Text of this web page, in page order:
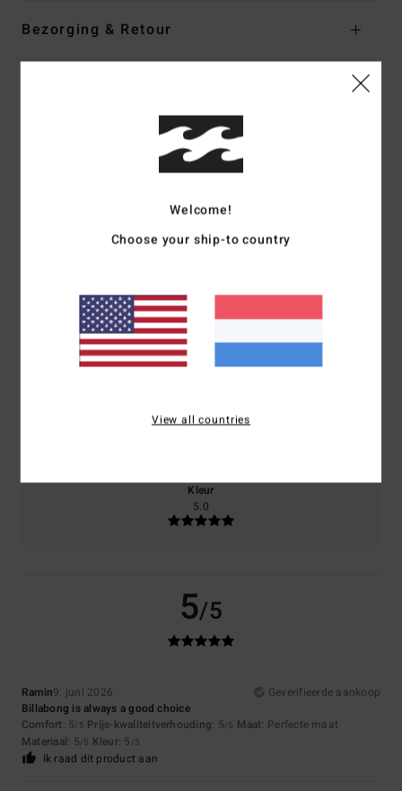
Bezorging & Retour
Gemiddelde score
5.0/5
Comfort
5.0
Kleur
5.0
5/5
Ramin9. juni 2026
Geverifieerde aankoop
Billabong is always a good choice
Comfort: 5/5 Prijs-kwaliteitverhouding: 5/5 Maat: Perfecte maat
Materiaal: 5/5 Kleur: 5 /5
Ik raad dit product aan
Welcome!
Choose your ship-to country
View all countries